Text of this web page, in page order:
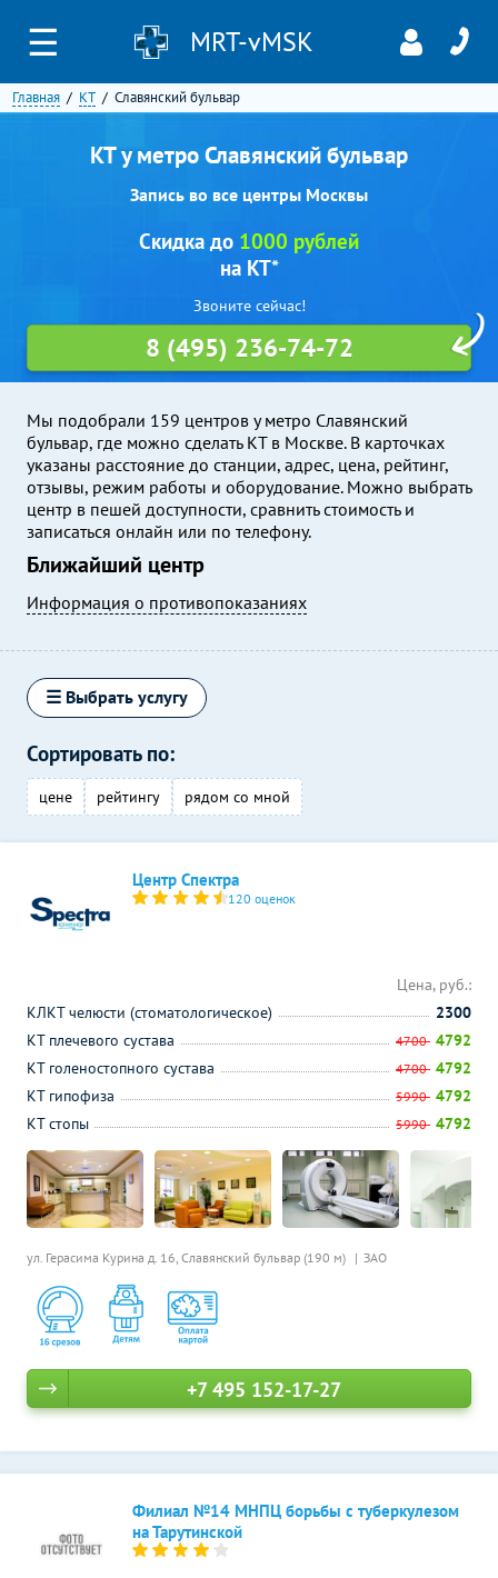
☰ MRT-vMSK
Главная КТ Славянский бульвар
КТ у метро Славянский бульвар
Запись во все центры Москвы
Мы подобрали 159 центров у метро Славянский
бульвар, где можно сделать КТ в Москве. В карточках
указаны расстояние до станции, адрес, цена, рейтинг,
отзывы, режим работы и оборудование. Можно выбрать
центр в пешей доступности, сравнить стоимость и
записаться онлайн или по телефону.
Ближайший центр
Информация о противопоказаниях
Скидка до 1000 рублей
на КТ*
Звоните сейчас!
8 (495) 236-74-72
☰ Выбрать услугу
Сортировать по:
цене рейтингу рядом со мной
Центр Спектра
120 оценок
ул. Герасима Курина д. 16, Славянский бульвар (190 м) ЗАО
Цена, руб.:
КЛКТ челюсти (стоматологическое)
2300
КТ плечевого сустава
4700 4792
КТ голеностопного сустава
4700 4792
КТ гипофиза
5990 4792
КТ стопы
5990 4792
+7 495 152-17-27
Филиал №14 МНПЦ борьбы с туберкулезом
на Тарутинской